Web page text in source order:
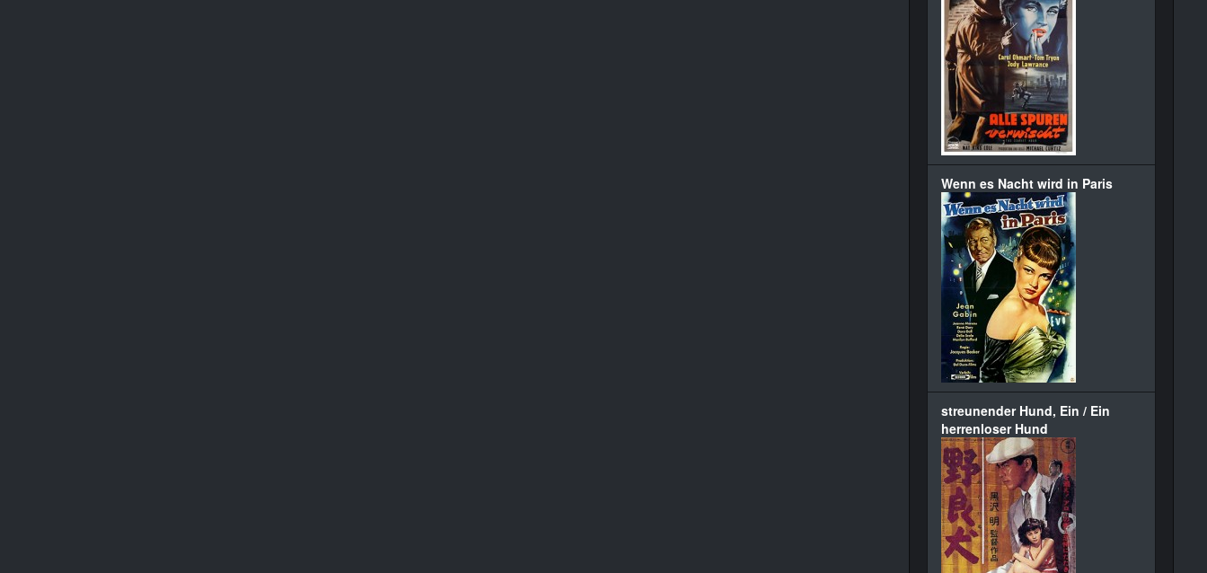
Wenn es Nacht wird in Paris
streunender Hund, Ein / Ein
herrenloser Hund